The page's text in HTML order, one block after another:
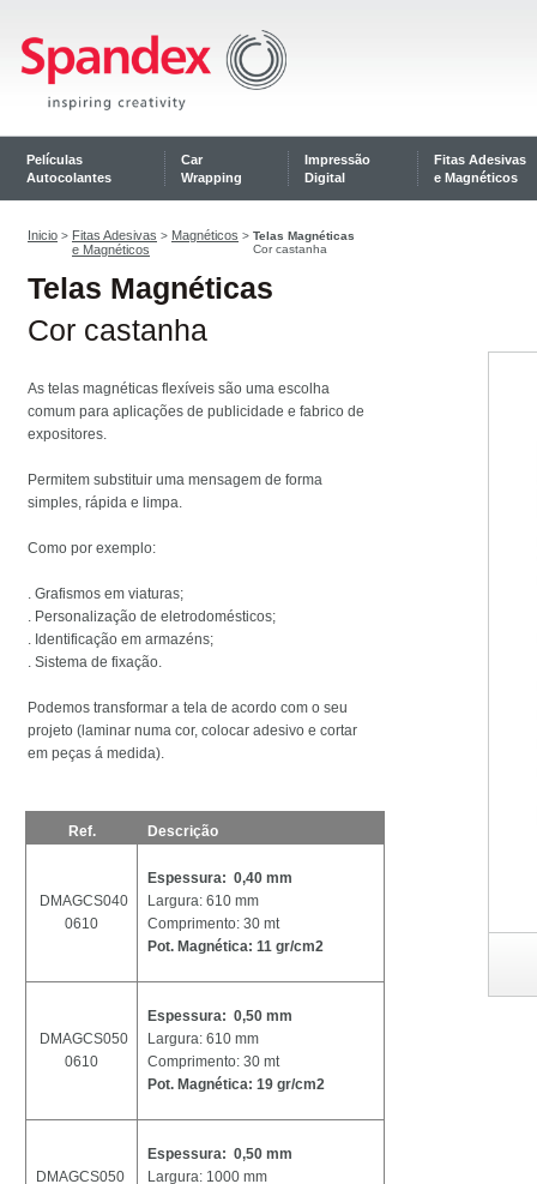
Películas
Autocolantes
Car
Wrapping
Impressão
Digital
Fitas Adesivas
e Magnéticos
Inicio > Fitas Adesivas
e Magnéticos
> Magnéticos > Telas Magnéticas
Cor castanha
Telas Magnéticas
Cor castanha
As telas magnéticas flexíveis são uma escolha
comum para aplicações de publicidade e fabrico de
expositores.
Permitem substituir uma mensagem de forma
simples, rápida e limpa.
Como por exemplo:
. Grafismos em viaturas;
. Personalização de eletrodomésticos;
. Identificação em armazéns;
. Sistema de fixação.
Podemos transformar a tela de acordo com o seu
projeto (laminar numa cor, colocar adesivo e cortar
em peças á medida).
Ref. Descrição
DMAGCS040
0610
Espessura: 0,40 mm
Largura: 610 mm
Comprimento: 30 mt
Pot. Magnética: 11 gr/cm2
DMAGCS050
0610
Espessura: 0,50 mm
Largura: 610 mm
Comprimento: 30 mt
Pot. Magnética: 19 gr/cm2
DMAGCS050
Espessura: 0,50 mm
Largura: 1000 mm